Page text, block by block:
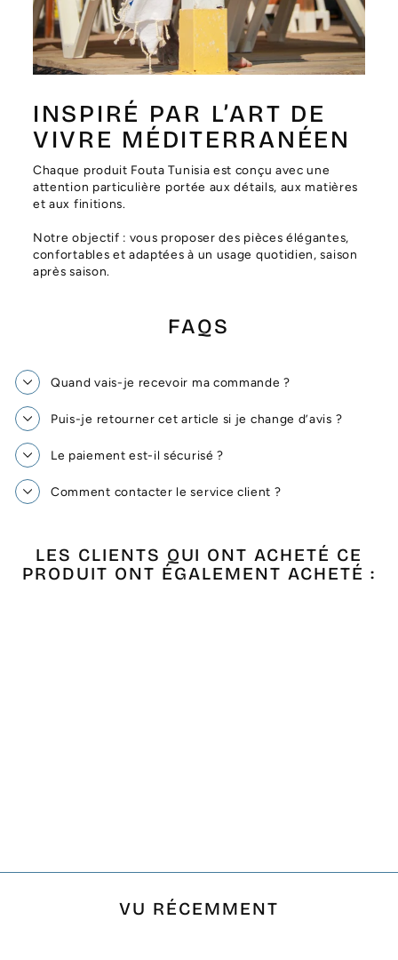
INSPIRÉ PAR L’ART DE
VIVRE MÉDITERRANÉEN
Chaque produit Fouta Tunisia est conçu avec une
attention particulière portée aux détails, aux matières
et aux finitions.
Notre objectif : vous proposer des pièces élégantes,
confortables et adaptées à un usage quotidien, saison
après saison.
FAQS
Quand vais-je recevoir ma commande ?
Puis-je retourner cet article si je change d’avis ?
Le paiement est-il sécurisé ?
Comment contacter le service client ?
LES CLIENTS QUI ONT ACHETÉ CE
PRODUIT ONT ÉGALEMENT ACHETÉ :
VU RÉCEMMENT